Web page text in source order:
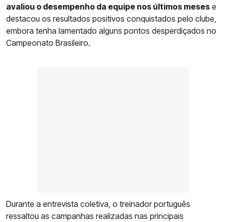
avaliou o desempenho da equipe nos últimos meses e
destacou os resultados positivos conquistados pelo clube,
embora tenha lamentado alguns pontos desperdiçados no
Campeonato Brasileiro.
Durante a entrevista coletiva, o treinador português
ressaltou as campanhas realizadas nas principais